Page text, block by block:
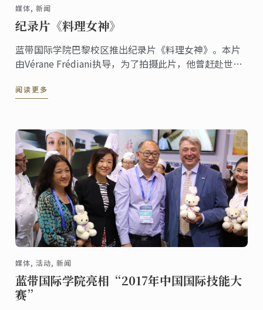
媒体, 新闻
纪录片《料理女神》
蓝带国际学院巴黎校区推出纪录片《料理女神》。本片
由Vérane Frédiani执导，为了拍摄此片，他曾赶赴世界
业的先锋女主厨会面。
阅读更多
媒体, 活动, 新闻
蓝带国际学院亮相“2017年中国国际技能大
赛”